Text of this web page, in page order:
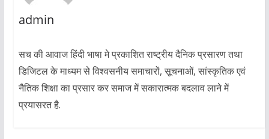
admin
सच की आवाज हिंदी भाषा मे प्रकाशित राष्ट्रीय दैनिक प्रसारण तथा
डिजिटल के माध्यम से विश्वसनीय समाचारों, सूचनाओं, सांस्कृतिक एवं
नैतिक शिक्षा का प्रसार कर समाज में सकारात्मक बदलाव लाने में
प्रयासरत है.